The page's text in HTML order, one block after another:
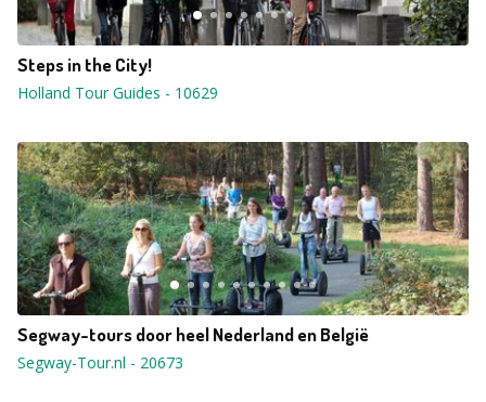
Steps in the City!
Holland Tour Guides - 10629
Segway-tours door heel Nederland en België
Segway-Tour.nl - 20673